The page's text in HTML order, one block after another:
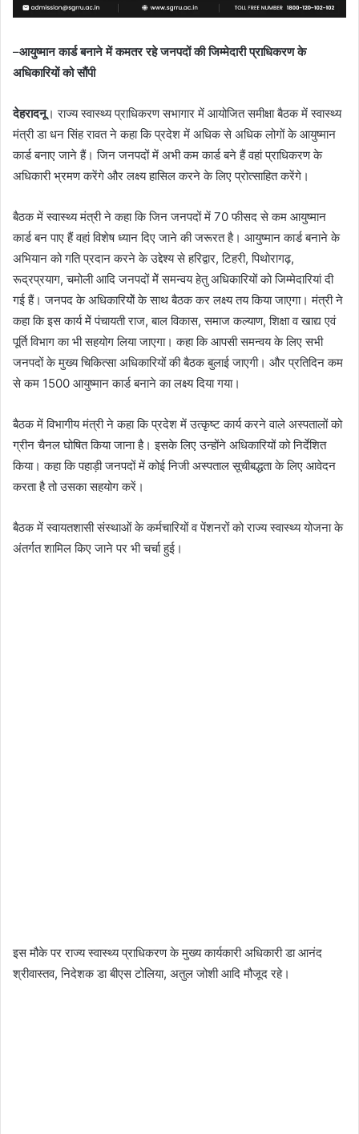
–आयुष्मान कार्ड बनाने में कमतर रहे जनपदों की जिम्मेदारी प्राधिकरण के
अधिकारियों को सौंपी
देहरादनू। राज्य स्वास्थ्य प्राधिकरण सभागार में आयोजित समीक्षा बैठक में स्वास्थ्य
मंत्री डा धन सिंह रावत ने कहा कि प्रदेश में अधिक से अधिक लोगों के आयुष्मान
कार्ड बनाए जाने हैं। जिन जनपदों में अभी कम कार्ड बने हैं वहां प्राधिकरण के
अधिकारी भ्रमण करेंगे और लक्ष्य हासिल करने के लिए प्रोत्साहित करेंगे।
बैठक में स्वास्थ्य मंत्री ने कहा कि जिन जनपदों में 70 फीसद से कम आयुष्मान
कार्ड बन पाए हैं वहां विशेष ध्यान दिए जाने की जरूरत है। आयुष्मान कार्ड बनाने के
अभियान को गति प्रदान करने के उद्देश्य से हरिद्वार, टिहरी, पिथोरागढ़,
रूद्रप्रयाग, चमोली आदि जनपदों मेें समन्वय हेतु अधिकारियों को जिम्मेदारियां दी
गई हैं। जनपद के अधिकारियोें के साथ बैठक कर लक्ष्य तय किया जाएगा। मंत्री ने
कहा कि इस कार्य मेें पंचायती राज, बाल विकास, समाज कल्याण, शिक्षा व खाद्य एवं
पूर्ति विभाग का भी सहयोग लिया जाएगा। कहा कि आपसी समन्वय के लिए सभी
जनपदों के मुख्य चिकित्सा अधिकारियों की बैठक बुलाई जाएगी। और प्रतिदिन कम
से कम 1500 आयुष्मान कार्ड बनाने का लक्ष्य दिया गया।
बैठक में विभागीय मंत्री ने कहा कि प्रदेश में उत्कृष्ट कार्य करने वाले अस्पतालों को
ग्रीन चैनल घोषित किया जाना है। इसके लिए उन्होंने अधिकारियों को निर्देशित
किया। कहा कि पहाड़ी जनपदों में कोई निजी अस्पताल सूचीबद्धता के लिए आवेदन
करता है तो उसका सहयोग करें।
बैठक में स्वायतशासी संस्थाओं के कर्मचारियों व पेंशनरों को राज्य स्वास्थ्य योजना के
अंतर्गत शामिल किए जाने पर भी चर्चा हुई।
इस मौके पर राज्य स्वास्थ्य प्राधिकरण के मुख्य कार्यकारी अधिकारी डा आनंद
श्रीवास्तव, निदेशक डा बीएस टोलिया, अतुल जोशी आदि मौजूद रहे।